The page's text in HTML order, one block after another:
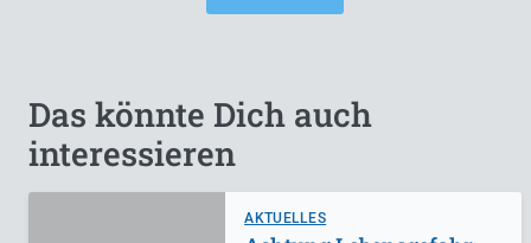
Das könnte Dich auch
interessieren
AKTUELLES